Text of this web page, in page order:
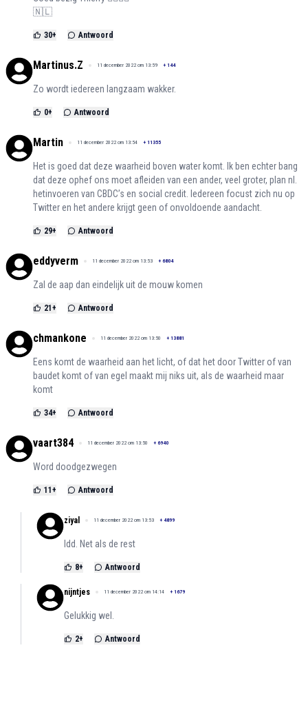
🇳🇱
30+ Antwoord
Martinus.Z 11 december 2022 om 13:59 + 144
Zo wordt iedereen langzaam wakker.
0+ Antwoord
Martin 11 december 2022 om 13:54 + 11355
Het is goed dat deze waarheid boven water komt. Ik ben echter bang
dat deze ophef ons moet afleiden van een ander, veel groter, plan nl.
hetinvoeren van CBDC’s en social credit. Iedereen focust zich nu op
Twitter en het andere krijgt geen of onvoldoende aandacht.
29+ Antwoord
eddyverm 11 december 2022 om 13:53 + 6804
Zal de aap dan eindelijk uit de mouw komen
21 + Antwoord
chmankone 11 december 2022 om 13:50 + 13881
Eens komt de waarheid aan het licht, of dat het door Twitter of van
baudet komt of van egel maakt mij niks uit, als de waarheid maar
komt
34+ Antwoord
vaart384 11 december 2022 om 13:50 + 6940
Word doodgezwegen
11 + Antwoord
ziyal 11 december 2022 om 13:53 + 4899
Idd. Net als de rest
8+ Antwoord
nijntjes 11 december 2022 om 14:14 + 1679
Gelukkig wel.
2+ Antwoord